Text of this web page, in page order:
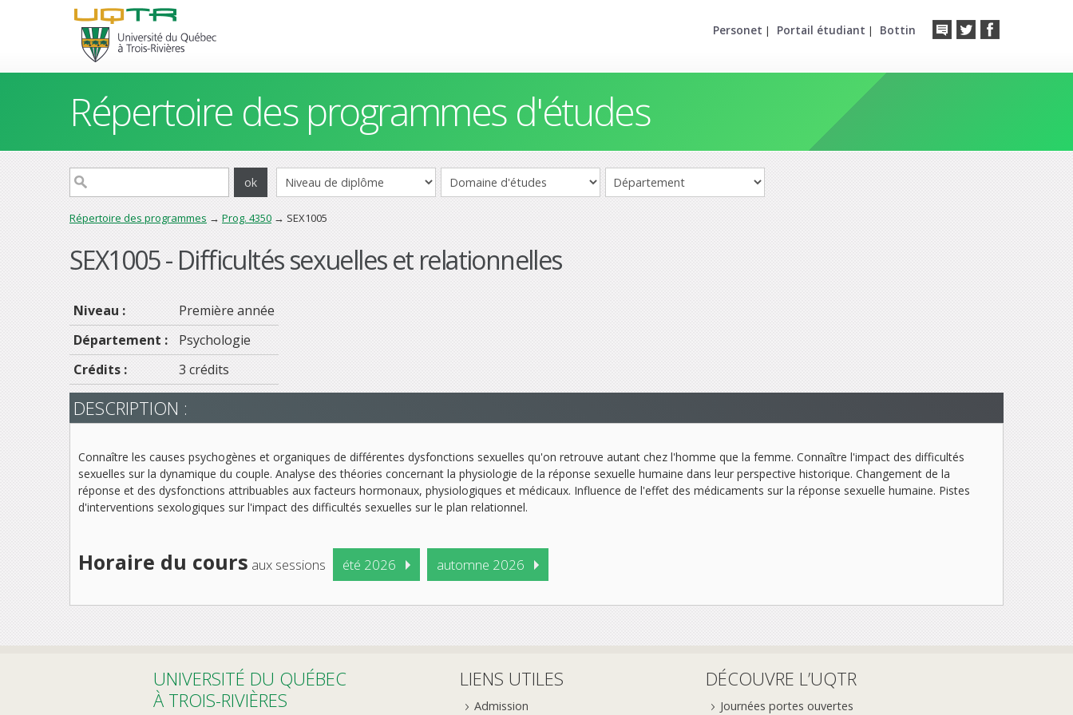
Personet | Portail étudiant | Bottin
Répertoire des programmes d'études
Répertoire des programmes → Prog. 4350 → SEX1005
SEX1005 - Difficultés sexuelles et relationnelles
Niveau :
Première année
Département :
Psychologie
Crédits :
3 crédits
DESCRIPTION :
Connaître les causes psychogènes et organiques de différentes dysfonctions sexuelles qu'on retrouve autant chez l'homme que la femme. Connaître l'impact des difficultés
sexuelles sur la dynamique du couple. Analyse des théories concernant la physiologie de la réponse sexuelle humaine dans leur perspective historique. Changement de la
réponse et des dysfonctions attribuables aux facteurs hormonaux, physiologiques et médicaux. Influence de l'effet des médicaments sur la réponse sexuelle humaine. Pistes
d'interventions sexologiques sur l'impact des difficultés sexuelles sur le plan relationnel.
Horaire du cours aux sessions été 2026 automne 2026
UNIVERSITÉ DU QUÉBEC
À TROIS-RIVIÈRES
LIENS UTILES
Admission
DÉCOUVRE L’UQTR
Journées portes ouvertes